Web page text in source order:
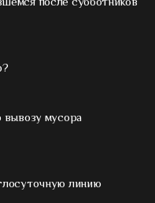
вывозу мусора
линию